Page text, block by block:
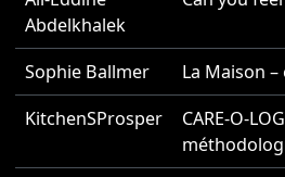
Abdelkhalek
Sophie Ballmer La Maison
KitchenSProsper
CARE-O-